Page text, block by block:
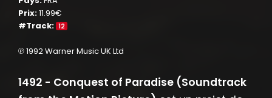
Prix:11.99€
#Track: 12
℗ 1992 Warner Music UK Ltd
1492 - Conquest of Paradise (Soundtrack